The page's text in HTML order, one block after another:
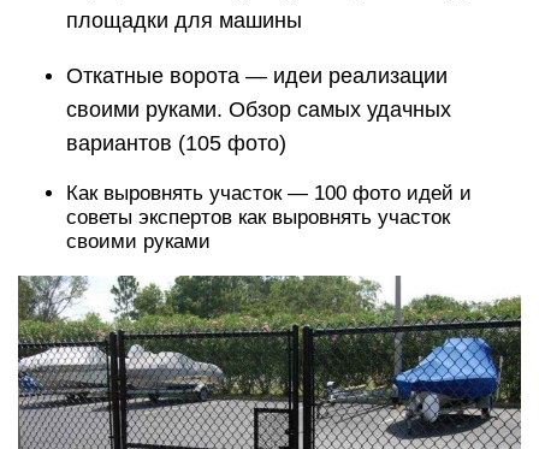
площадки для машины
Откатные ворота — идеи реализации
своими руками. Обзор самых удачных
вариантов (105 фото)
Как выровнять участок — 100 фото идей и
советы экспертов как выровнять участок
своими руками